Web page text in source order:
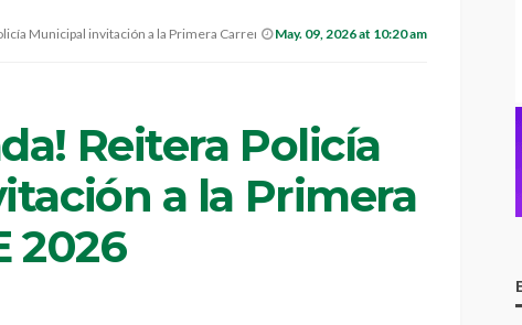
invitación a la Primera Carrera DARE 2026 May. 09, 2026 at 10:20 am
Reitera Policía
a la Primera
2026